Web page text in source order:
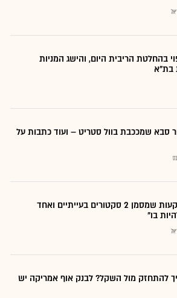
בהחלטת הריבית היום, והישג המניות
בת"א
סבא שמככבת בוול סטריט – ועוד כתבות על
מנהל ההשקעות שמסמן 2 סקטורים בעייתיים ואחד
בו"
להתחזק מול השקל? לבנק אוף אמריקה יש